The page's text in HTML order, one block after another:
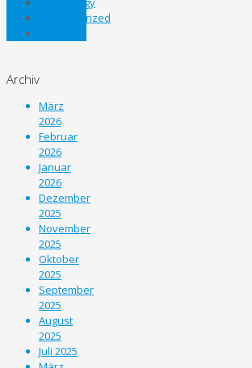
Uncategorized
Archiv
März
2026
Februar
2026
Januar
2026
Dezember
2025
November
2025
Oktober
2025
September
2025
August
2025
Juli 2025